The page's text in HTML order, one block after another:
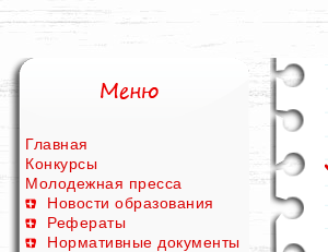
Главная
Конкурсы
Молодежная пресса
Новости образования
Рефераты
Нормативные документы